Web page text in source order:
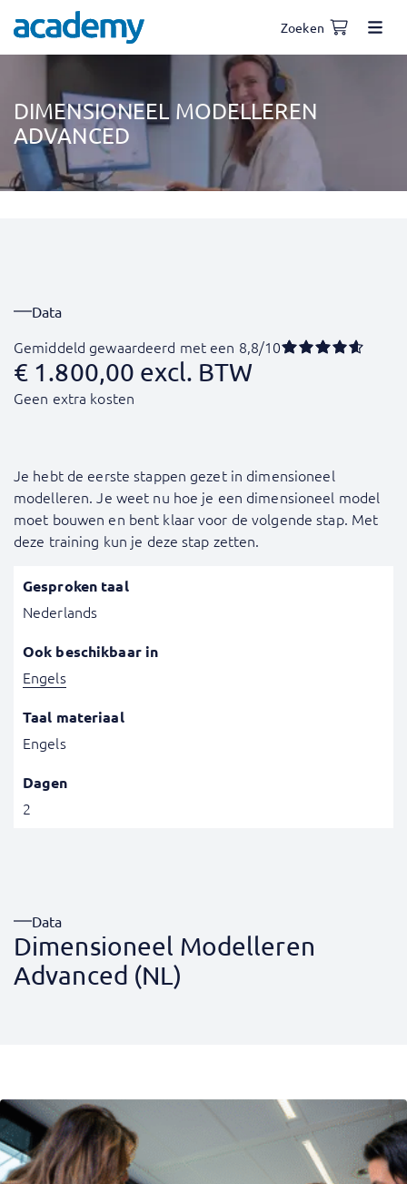
Zoeken
DIMENSIONEEL MODELLEREN
ADVANCED
Data
Gemiddeld gewaardeerd met een 8,8/10
€ 1.800,00 excl. BTW
Geen extra kosten
Je hebt de eerste stappen gezet in dimensioneel
modelleren. Je weet nu hoe je een dimensioneel model
moet bouwen en bent klaar voor de volgende stap. Met
deze training kun je deze stap zetten.
Gesproken taal
Nederlands
Ook beschikbaar in
Engels
Taal materiaal
Engels
Dagen
2
Data
Dimensioneel Modelleren
Advanced (NL)